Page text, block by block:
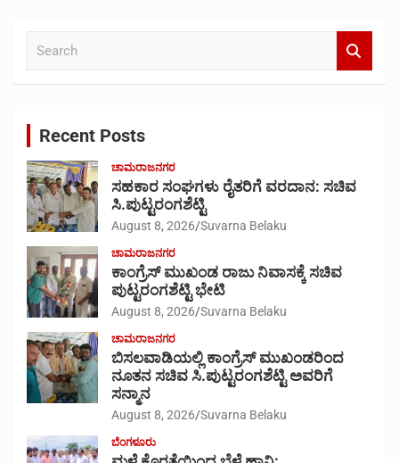
Recent Posts
ಚಾಮರಾಜನಗರ
ಸಹಕಾರ ಸಂಘಗಳು ರೈತರಿಗೆ ವರದಾನ: ಸಚಿವ
ಸಿ.ಪುಟ್ಟರಂಗಶೆಟ್ಟಿ
August 8, 2026 Suvarna Belaku
ಚಾಮರಾಜನಗರ
ಕಾಂಗ್ರೆಸ್ ಮುಖಂಡ ರಾಜು ನಿವಾಸಕ್ಕೆ ಸಚಿವ
ಪುಟ್ಟರಂಗಶೆಟ್ಟಿ ಭೇಟಿ
August 8, 2026 Suvarna Belaku
ಚಾಮರಾಜನಗರ
ಬಿಸಲವಾಡಿಯಲ್ಲಿ ಕಾಂಗ್ರೆಸ್ ಮುಖಂಡರಿಂದ
ನೂತನ ಸಚಿವ ಸಿ.ಪುಟ್ಟರಂಗಶೆಟ್ಟಿ ಅವರಿಗೆ
ಸನ್ಮಾನ
August 8, 2026 Suvarna Belaku
ಬೆಂಗಳೂರು